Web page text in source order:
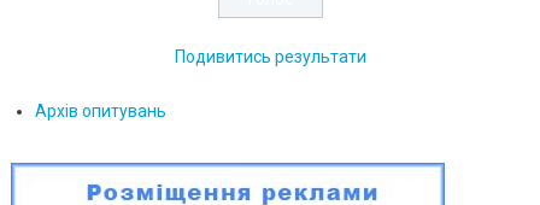
Подивитись результати
Архів опитувань